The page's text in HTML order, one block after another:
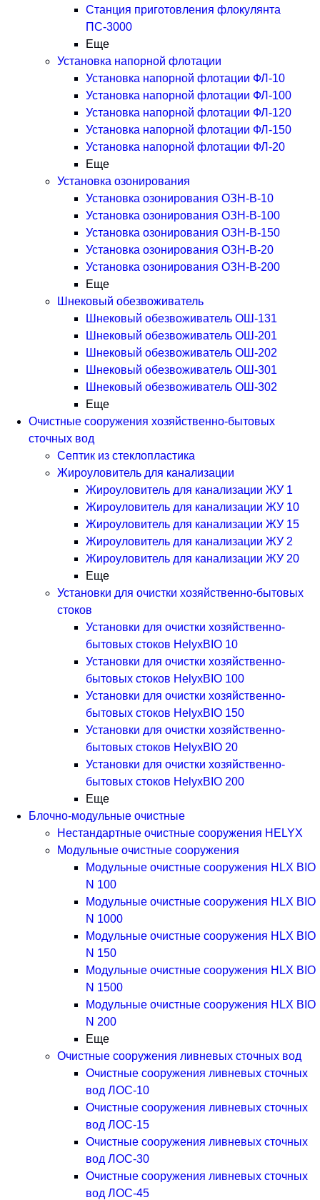
Станция приготовления флокулянта
ПС-3000
Еще
Установка напорной флотации
Установка напорной флотации ФЛ-10
Установка напорной флотации ФЛ-100
Установка напорной флотации ФЛ-120
Установка напорной флотации ФЛ-150
Установка напорной флотации ФЛ-20
Еще
Установка озонирования
Установка озонирования ОЗН-В-10
Установка озонирования ОЗН-В-100
Установка озонирования ОЗН-В-150
Установка озонирования ОЗН-В-20
Установка озонирования ОЗН-В-200
Еще
Шнековый обезвоживатель
Шнековый обезвоживатель ОШ-131
Шнековый обезвоживатель ОШ-201
Шнековый обезвоживатель ОШ-202
Шнековый обезвоживатель ОШ-301
Шнековый обезвоживатель ОШ-302
Еще
Очистные сооружения хозяйственно-бытовых
сточных вод
Септик из стеклопластика
Жироуловитель для канализации
Жироуловитель для канализации ЖУ 1
Жироуловитель для канализации ЖУ 10
Жироуловитель для канализации ЖУ 15
Жироуловитель для канализации ЖУ 2
Жироуловитель для канализации ЖУ 20
Еще
Установки для очистки хозяйственно-бытовых
стоков
Установки для очистки хозяйственно-
бытовых стоков HelyxBIO 10
Установки для очистки хозяйственно-
бытовых стоков HelyxBIO 100
Установки для очистки хозяйственно-
бытовых стоков HelyxBIO 150
Установки для очистки хозяйственно-
бытовых стоков HelyxBIO 20
Установки для очистки хозяйственно-
бытовых стоков HelyxBIO 200
Еще
Блочно-модульные очистные
Нестандартные очистные сооружения HELYX
Модульные очистные сооружения
Модульные очистные сооружения HLX BIO
N 100
Модульные очистные сооружения HLX BIO
N 1000
Модульные очистные сооружения HLX BIO
N 150
Модульные очистные сооружения HLX BIO
N 1500
Модульные очистные сооружения HLX BIO
N 200
Еще
Очистные сооружения ливневых сточных вод
Очистные сооружения ливневых сточных
вод ЛОС-10
Очистные сооружения ливневых сточных
вод ЛОС-15
Очистные сооружения ливневых сточных
вод ЛОС-30
Очистные сооружения ливневых сточных
вод ЛОС-45